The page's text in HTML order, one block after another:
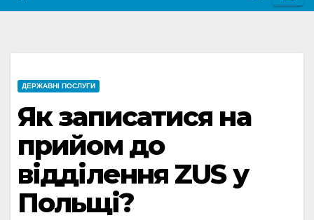
ДЕРЖАВНІ ПОСЛУГИ
Як записатися на
прийом до
відділення ZUS у
Польщі?